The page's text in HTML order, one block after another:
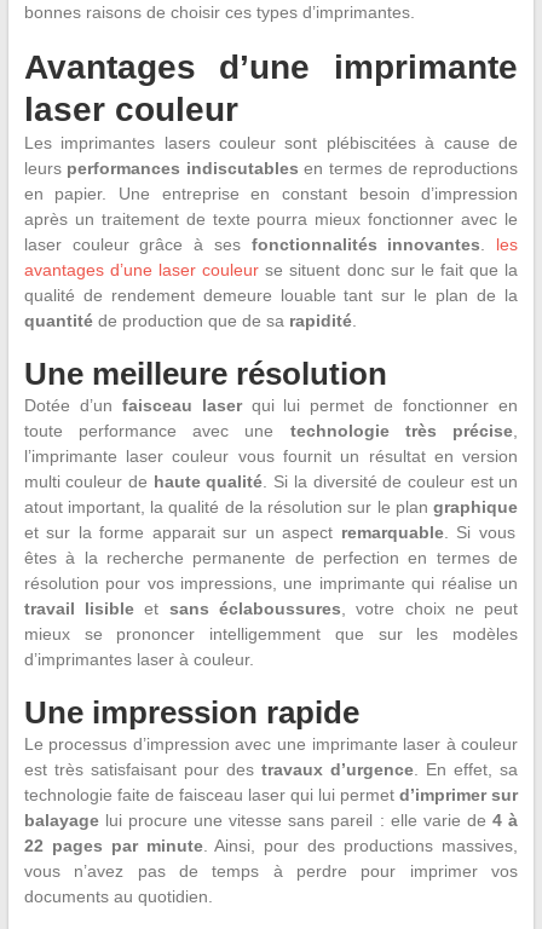
bonnes raisons de choisir ces types d’imprimantes.
Avantages d’une imprimante
laser couleur
Les imprimantes lasers couleur sont plébiscitées à cause de
leurs performances indiscutables en termes de reproductions
en papier. Une entreprise en constant besoin d’impression
après un traitement de texte pourra mieux fonctionner avec le
laser couleur grâce à ses fonctionnalités innovantes
les
avantages d’une laser couleur se situent donc sur le fait que la
qualité de rendement demeure louable tant sur le plan de la
quantitéde production que de sa rapidité.
Une meilleure résolution
Dotée d’un faisceau laserqui lui permet de fonctionner en
toute performance avec une technologie très précise
l’imprimante laser couleur vous fournit un résultat en version
multi couleur de haute qualité . Si la diversité de couleur est un
atout important, la qualité de la résolution sur le plangraphique
et sur la forme apparait sur un aspect remarquable. Si vous
êtes à la recherche permanente de perfection en termes de
résolution pour vos impressions, une imprimante qui réalise un
travail lisible et sans éclaboussures , votre choix ne peut
mieux se prononcer intelligemment que sur les modèles
d’imprimantes laser à couleur.
Une impression rapide
Le processus d’impression avec une imprimante laser à couleur
est très satisfaisant pour destravaux d’urgence . En effet, sa
technologie faite de faisceau laser qui lui permetd’imprimer sur
balayagelui procure une vitesse sans pareil : elle varie de4 à
22 pages par minute. Ainsi, pour des productions massives,
vous n’avez pas de temps à perdre pour imprimer vos
documents au quotidien.